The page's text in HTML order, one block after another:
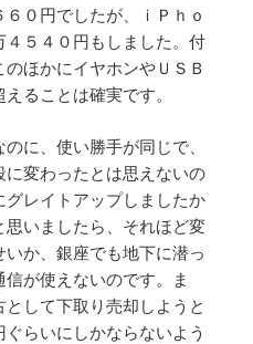
０円でしたが、ｉＰｈｏ
４５４０円もしました。付
ほかにイヤホンやＵＳＢ
ることは確実です。
に、使い勝手が同じで、
変わったとは思えないの
レイトアップしましたか
思いましたら、それほど変
か、銀座でも地下に潜っ
が使えないのです。ま
して下取り売却しようと
らいにしかならないよう